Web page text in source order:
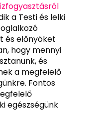
a Testi és lelki
és előnyöket
hogy mennyi
és
a megfelelő
Fontos
egészségünk